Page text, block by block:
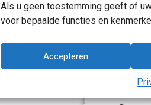
Als u geen toestemming geeft of
voor bepaalde functies en
Accepteren